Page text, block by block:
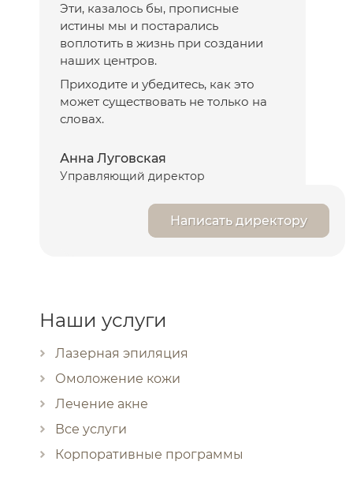
Эти, казалось бы, прописные
истины мы и постарались
воплотить в жизнь при создании
наших центров.
Приходите и убедитесь, как это
может существовать не только на
словах.
Анна Луговская
Управляющий директор
Написать директору
Наши услуги
Лазерная эпиляция
Омоложение кожи
Лечение акне
Все услуги
Корпоративные программы